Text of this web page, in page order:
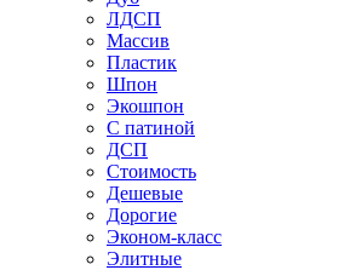
ЛДСП
Массив
Пластик
Шпон
Экошпон
С патиной
ДСП
Стоимость
Дешевые
Дорогие
Эконом-класс
Элитные